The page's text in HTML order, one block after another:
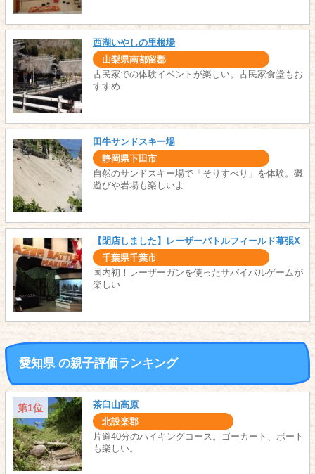
西湖いやしの里根場
山梨県南都留郡
古民家での体験イベントが楽しい。古民家食堂もお
すすめ
田牛サンドスキー場
静岡県下田市
自然のサンドスキー場で「そりすべり」を体験。磯
遊びや岩場も楽しいよ
【閉店しました】レーザーバトルフィールド幕張X
千葉県千葉市
国内初！レーザーガンを使ったサバイバルゲームが
楽しい
愛知県 の親子評価ランキング
第1位 茶臼山高原
北設楽郡
片道40分のハイキングコース。ゴーカート、ボート
も楽しい。